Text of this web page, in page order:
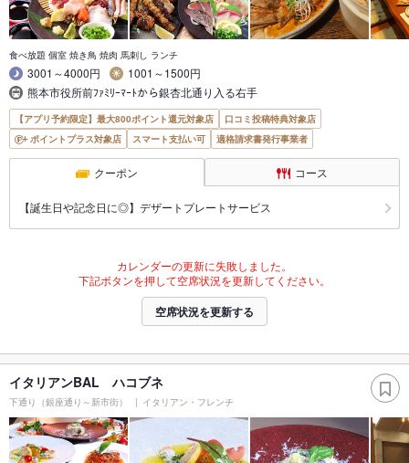
食べ放題 個室 焼き鳥 焼肉 馬刺し ランチ
3001～4000円
1001～1500円
熊本市役所前ﾌｧﾐﾘｰﾏｰﾄから銀杏北通り入る右手
【アプリ予約限定】最大800ポイント還元対象店
口コミ投稿特典対象店
ポイントプラス対象店
スマート支払い可 適格請求書発行事業者
クーポン コース
【誕生日や記念日に◎】デザートプレートサービス
カレンダーの更新に失敗しました。
下記ボタンを押して空席状況を更新してください。
空席状況を更新する
イタリアンBAL ハコブネ
下通り（銀座通り～新市街） イタリアン・フレンチ